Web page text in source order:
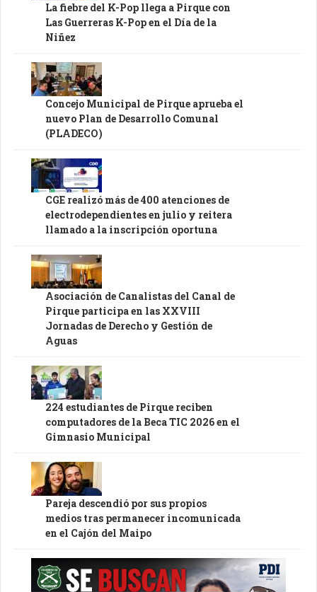
La fiebre del K-Pop llega a Pirque con
Las Guerreras K-Pop en el Día de la
Niñez
Concejo Municipal de Pirque aprueba el
nuevo Plan de Desarrollo Comunal
(PLADECO)
CGE realizó más de 400 atenciones de
electrodependientes en julio y reitera
llamado a la inscripción oportuna
Asociación de Canalistas del Canal de
Pirque participa en las XXVIII
Jornadas de Derecho y Gestión de
Aguas
224 estudiantes de Pirque reciben
computadores de la Beca TIC 2026 en el
Gimnasio Municipal
Pareja descendió por sus propios
medios tras permanecer incomunicada
en el Cajón del Maipo